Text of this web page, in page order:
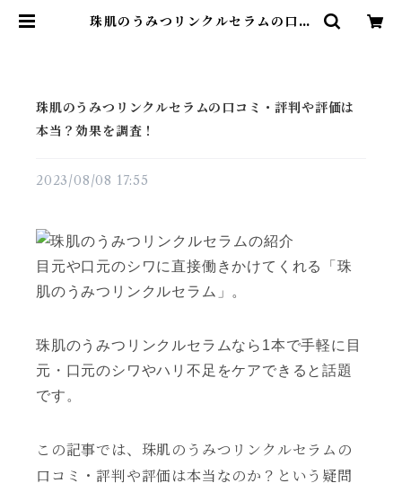
珠肌のうみつリンクルセラムの口コ
珠肌のうみつリンクルセラムの口コミ・評判や評価は
本当？効果を調査！
2023/08/08 17:55
目元や口元のシワに直接働きかけてくれる「珠
肌のうみつリンクルセラム」。
珠肌のうみつリンクルセラムなら1本で手軽に目
元・口元のシワやハリ不足をケアできると話題
です。
この記事では、珠肌のうみつリンクルセラムの
口コミ・評判や評価は本当なのか？という疑問